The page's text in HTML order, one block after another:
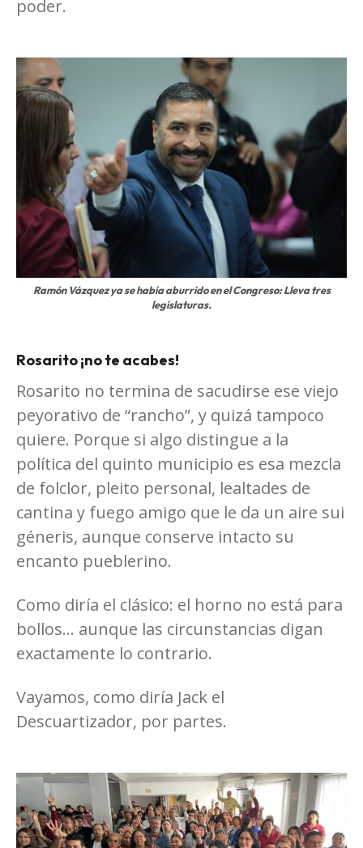
poder.
Ramón Vázquez ya se había aburrido en el Congreso: Lleva tres
legislaturas.
Rosarito ¡no te acabes!
Rosarito no termina de sacudirse ese viejo
peyorativo de “rancho”, y quizá tampoco
quiere. Porque si algo distingue a la
política del quinto municipio es esa mezcla
de folclor, pleito personal, lealtades de
cantina y fuego amigo que le da un aire sui
géneris, aunque conserve intacto su
encanto pueblerino.
Como diría el clásico: el horno no está para
bollos… aunque las circunstancias digan
exactamente lo contrario.
Vayamos, como diría Jack el
Descuartizador, por partes.